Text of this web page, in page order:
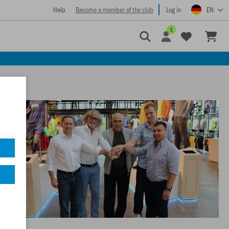
Help Become a member of the club Log in EN
1